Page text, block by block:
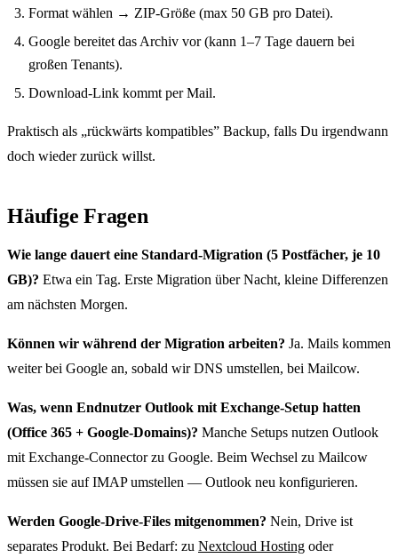
Format wählen → ZIP-Größe (max 50 GB pro Datei).
Google bereitet das Archiv vor (kann 1–7 Tage dauern bei
großen Tenants).
Download-Link kommt per Mail.
Praktisch als „rückwärts kompatibles” Backup, falls Du irgendwann
doch wieder zurück willst.
Häufige Fragen
Wie lange dauert eine Standard-Migration (5 Postfächer, je 10
GB)? Etwa ein Tag. Erste Migration über Nacht, kleine Differenzen
am nächsten Morgen.
Können wir während der Migration arbeiten? Ja. Mails kommen
weiter bei Google an, sobald wir DNS umstellen, bei Mailcow.
Was, wenn Endnutzer Outlook mit Exchange-Setup hatten
(Office 365 + Google-Domains)? Manche Setups nutzen Outlook
mit Exchange-Connector zu Google. Beim Wechsel zu Mailcow
müssen sie auf IMAP umstellen — Outlook neu konfigurieren.
Werden Google-Drive-Files mitgenommen? Nein, Drive ist
separates Produkt. Bei Bedarf: zu Nextcloud Hosting oder